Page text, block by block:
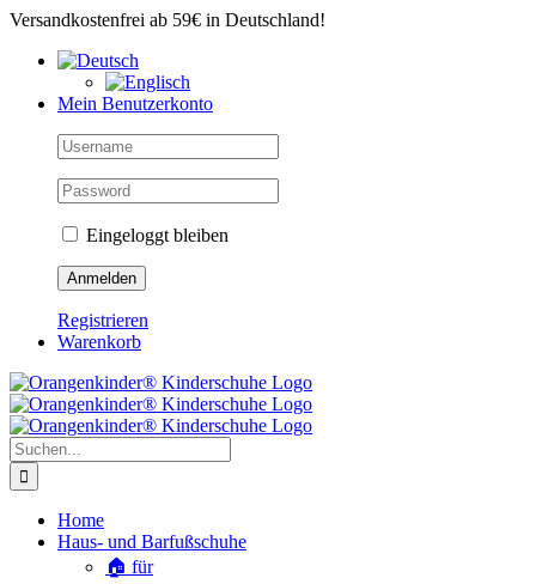
Zum
springen
Versandkostenfrei ab 59€ in Deutschland!
Mein Benutzerkonto
Eingeloggt bleiben
Registrieren
Warenkorb
Suche
nach:
Home
Haus- und Barfußschuhe
🏠 für